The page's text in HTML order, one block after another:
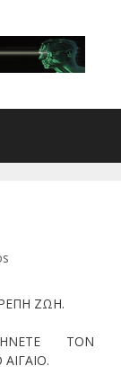
ΖΩΗ.
ΤΟΝ